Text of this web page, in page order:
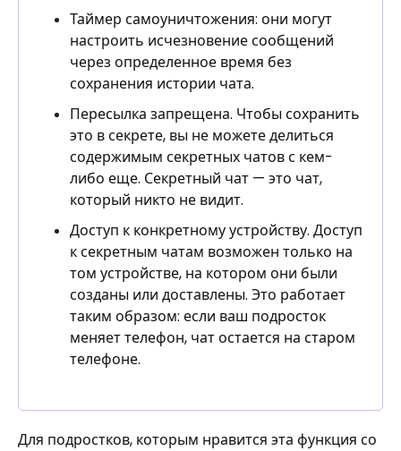
Таймер самоуничтожения: они могут
настроить исчезновение сообщений
через определенное время без
сохранения истории чата.
Пересылка запрещена. Чтобы сохранить
это в секрете, вы не можете делиться
содержимым секретных чатов с кем-
либо еще. Секретный чат — это чат,
который никто не видит.
Доступ к конкретному устройству. Доступ
к секретным чатам возможен только на
том устройстве, на котором они были
созданы или доставлены. Это работает
таким образом: если ваш подросток
меняет телефон, чат остается на старом
телефоне.
Для подростков, которым нравится эта функция со